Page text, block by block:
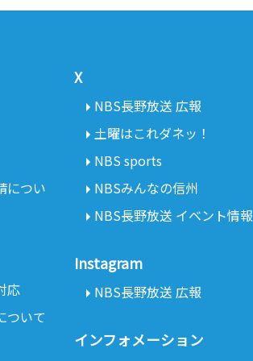
につい
応
ついて
X
NBS長野放送 広報
土曜はこれダネッ！
NBS sports
NBSみんなの信州
NBS長野放送 イベント情報
Instagram
NBS長野放送 広報
インフォメーション